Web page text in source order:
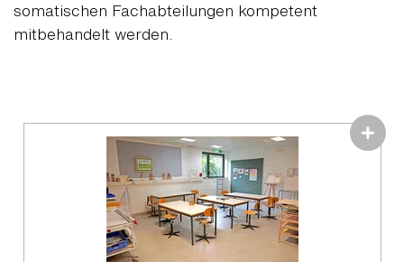
somatischen Fachabteilungen kompetent
mitbehandelt werden.